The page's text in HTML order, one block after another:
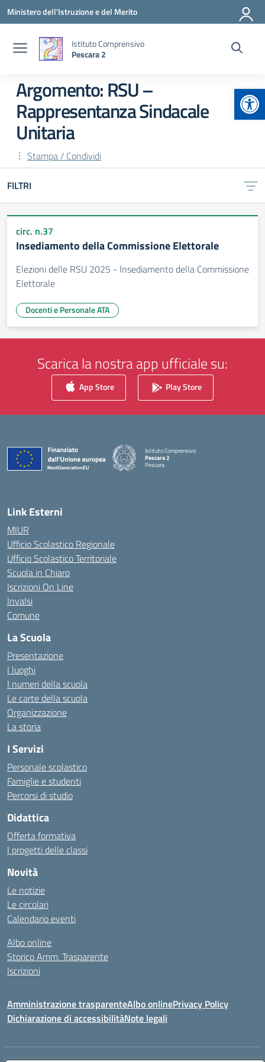
Vai ai contenuti
Vai al menu di navigazione
Vai al footer
Ministero dell'Istruzione e del Merito
Istituto Comprensivo
Pescara 2
Argomento: RSU –
Rappresentanza Sindacale
Unitaria
Stampa / Condividi
FILTRI
circ. n.37
Insediamento della Commissione Elettorale
Elezioni delle RSU 2025 - Insediamento della Commissione
Elettorale
Docenti e Personale ATA
Scarica la nostra app ufficiale su:
App Store Play Store
Istituto Comprensivo
Pescara 2
Pescara
Link Esterni
MIUR
Ufficio Scolastico Regionale
Ufficio Scolastico Territoriale
Scuola in Chiaro
Iscrizioni On Line
Invalsi
Comune
La Scuola
Presentazione
I luoghi
I numeri della scuola
Le carte della scuola
Organizzazione
La storia
I Servizi
Personale scolastico
Famiglie e studenti
Percorsi di studio
Didattica
Offerta formativa
I progetti delle classi
Novità
Le notizie
Le circolari
Calendario eventi
Albo online
Storico Amm. Trasparente
Iscrizioni
Amministrazione trasparenteAlbo onlinePrivacy Policy
Dichiarazione di accessibilitàNote legali